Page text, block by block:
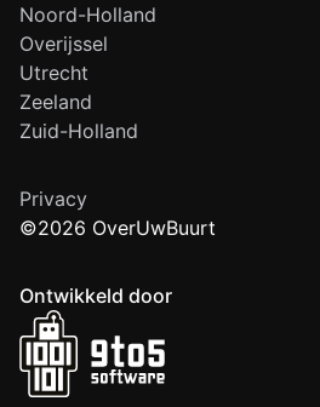
Noord-Holland
Overijssel
Utrecht
Zeeland
Zuid-Holland
Privacy
©2026 OverUwBuurt
Ontwikkeld door